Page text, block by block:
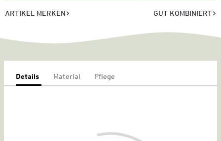
ARTIKEL MERKEN GUT KOMBINIERT
Details Material Pflege